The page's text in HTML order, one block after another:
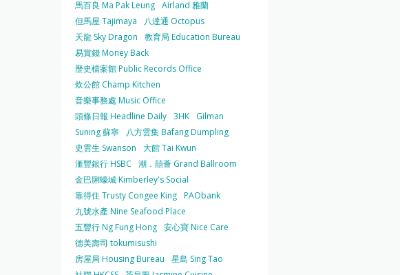
馬百良 Ma Pak Leung Airland 雅蘭
但馬屋 Tajimaya
八達通 Octopus
天龍 Sky Dragon
教育局 Education Bureau
易賞錢 Money Back
歷史檔案館 Public Records Office
炊公館 Champ Kitchen
音樂事務處 Music Office
頭條日報 Headline Daily 3HK
Gilman
Suning 蘇寧
八方雲集 Bafang Dumpling
史雲生 Swanson
大館 Tai Kwun
滙豐銀行 HSBC
潮．囍薈 Grand Ballroom
金巴脷蠔城 Kimberley's Social
靠得住 Trusty Congee King PAObank
九號水產 Nine Seafood Place
五豐行 Ng Fung Hong 安心寶 Nice Care
德美壽司 tokumisushi
房屋局 Housing Bureau
星島 Sing Tao